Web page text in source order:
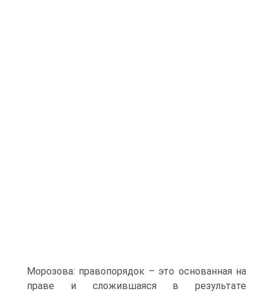
Морозова: правопорядок – это основанная на
праве и сложившаяся в результате